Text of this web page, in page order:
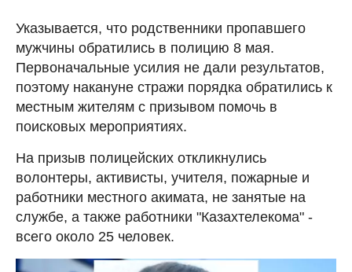
Указывается, что родственники пропавшего
мужчины обратились в полицию 8 мая.
Первоначальные усилия не дали результатов,
поэтому накануне стражи порядка обратились к
местным жителям с призывом помочь в
поисковых мероприятиях.
На призыв полицейских откликнулись
волонтеры, активисты, учителя, пожарные и
работники местного акимата, не занятые на
службе, а также работники "Казахтелекома" -
всего около 25 человек.